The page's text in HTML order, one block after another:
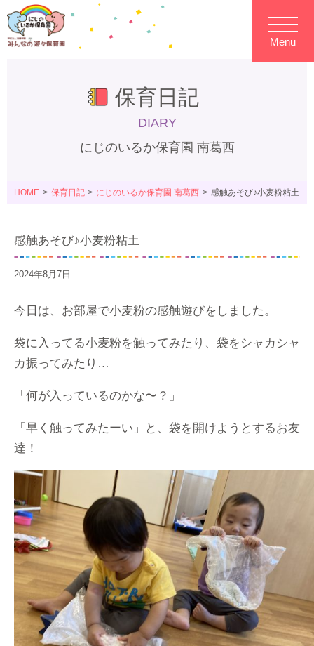
Menu
保育日記
DIARY
にじのいるか保育園 南葛西
HOME 保育日記 にじのいるか保育園 南葛西 感触あそび♪小麦粉粘土
感触あそび♪小麦粉粘土
2024年8月7日
今日は、お部屋で小麦粉の感触遊びをしました。
袋に入ってる小麦粉を触ってみたり、袋をシャカシャ
カ振ってみたり…
「何が入っているのかな〜？」
「早く触ってみたーい」と、袋を開けようとするお友
達！